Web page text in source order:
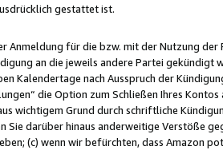
gestattet ist.
Anmeldung für die bzw. mit der Nutzung
an die jeweils andere Partei gekündigt
Kalendertage nach Ausspruch der
die Option zum Schließen Ihres Kontos
wichtigem Grund durch schriftliche
Sie darüber hinaus anderweitige Verstöße
(c) wenn wir befürchten, dass Amazon